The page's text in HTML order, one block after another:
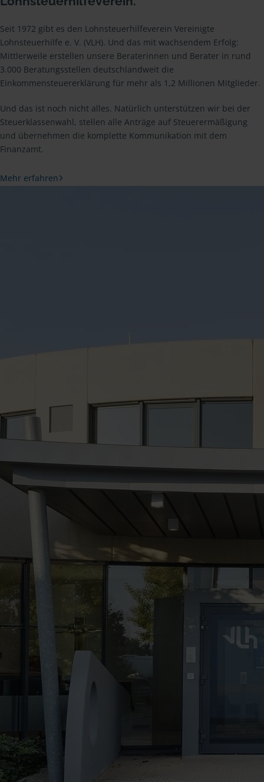
Seit 1972 gibt es den Lohnsteuerhilfeverein Vereinigte
Lohnsteuerhilfe e. V. (VLH). Und das mit wachsendem Erfolg:
Mittlerweile erstellen unsere Beraterinnen und Berater in rund
3.000 Beratungsstellen deutschlandweit die
Einkommensteuererklärung für mehr als 1,2 Millionen Mitglieder.
Und das ist noch nicht alles. Natürlich unterstützen wir bei der
Steuerklassenwahl, stellen alle Anträge auf Steuerermäßigung
und übernehmen die komplette Kommunikation mit dem
Finanzamt.
Mehr erfahren